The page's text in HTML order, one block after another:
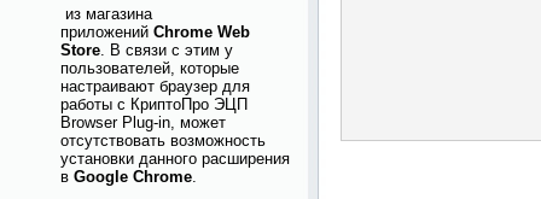
из магазина
приложений Chrome Web
Store. В связи с этим у
пользователей, которые
настраивают браузер для
работы с КриптоПро ЭЦП
Browser Plug-in, может
отсутствовать возможность
установки данного расширения
в Google Chrome.